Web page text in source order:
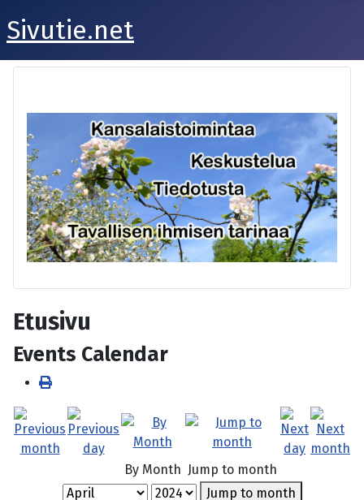
Sivutie.net
Etusivu
Events Calendar
By Month Jump to month
Jump to month